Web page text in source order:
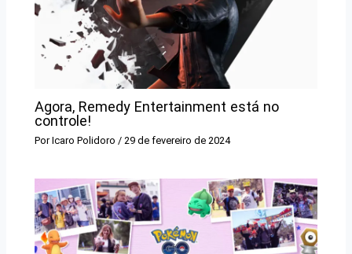
Agora, Remedy Entertainment está no
controle!
PorIcaro Polidoro / 29 de fevereiro de 2024